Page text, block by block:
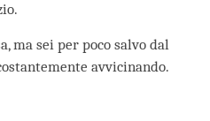
ma sei per poco salvo dal
avvicinando.